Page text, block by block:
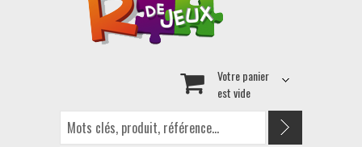
Votre panier
est vide